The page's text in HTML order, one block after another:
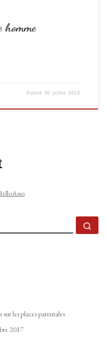
homme
Publié30 juillet 2015
les places parentales
2017